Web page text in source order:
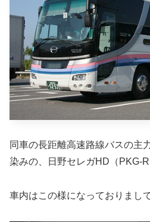
同車の長距離高速路線バスの主
染みの、日野セレガHD（PKG-
車内はこの様になっておりまして